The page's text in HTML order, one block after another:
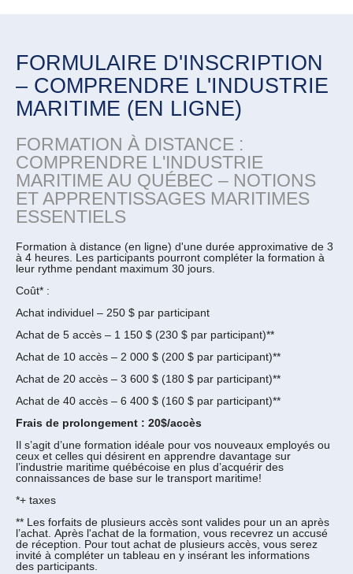
FORMULAIRE D'INSCRIPTION
– COMPRENDRE L'INDUSTRIE
MARITIME (EN LIGNE)
FORMATION À DISTANCE :
COMPRENDRE L'INDUSTRIE
MARITIME AU QUÉBEC – NOTIONS
ET APPRENTISSAGES MARITIMES
ESSENTIELS
Formation à distance (en ligne) d'une durée approximative de 3
à 4 heures. Les participants pourront compléter la formation à
leur rythme pendant maximum 30 jours.
Coût* :
Achat individuel – 250 $ par participant
Achat de 5 accès – 1 150 $ (230 $ par participant)**
Achat de 10 accès – 2 000 $ (200 $ par participant)**
Achat de 20 accès – 3 600 $ (180 $ par participant)**
Achat de 40 accès – 6 400 $ (160 $ par participant)**
Frais de prolongement : 20$/accès
Il s’agit d’une formation idéale pour vos nouveaux employés ou
ceux et celles qui désirent en apprendre davantage sur
l’industrie maritime québécoise en plus d’acquérir des
connaissances de base sur le transport maritime!
*+ taxes
** Les forfaits de plusieurs accès sont valides pour un an après
l’achat. Après l'achat de la formation, vous recevrez un accusé
de réception. Pour tout achat de plusieurs accès, vous serez
invité à compléter un tableau en y insérant les informations
des participants.